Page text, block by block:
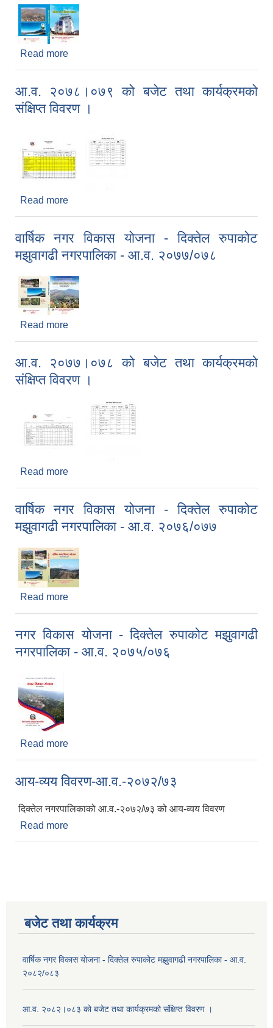
Read more
आ.व. २०७८।०७९ को बजेट तथा कार्यक्रमको
संक्षिप्त विवरण ।
Read more
वार्षिक नगर विकास योजना - दिक्तेल रुपाकोट
मझुवागढी नगरपालिका - आ.व. २०७७/०७८
Read more
आ.व. २०७७।०७८ को बजेट तथा कार्यक्रमको
संक्षिप्त विवरण ।
Read more
वार्षिक नगर विकास योजना - दिक्तेल रुपाकोट
मझुवागढी नगरपालिका - आ.व. २०७६/०७७
Read more
नगर विकास योजना - दिक्तेल रुपाकोट मझुवागढी
नगरपालिका - आ.व. २०७५/०७६
Read more
आय-व्यय विवरण-आ.व.-२०७२/७३
दिक्तेल नगरपालिकाको आ.व.-२०७२/७३ को आय-व्यय विवरण
Read more
बजेट तथा कार्यक्रम
वार्षिक नगर विकास योजना - दिक्तेल रुपाकोट मझुवागढी नगरपालिका - आ.व.
२०८२/०८३
आ.व. २०८२।०८३ को बजेट तथा कार्यक्रमको संक्षिप्त विवरण ।